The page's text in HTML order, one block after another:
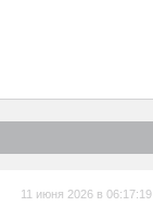
11 июня 2026 в 06:17:19